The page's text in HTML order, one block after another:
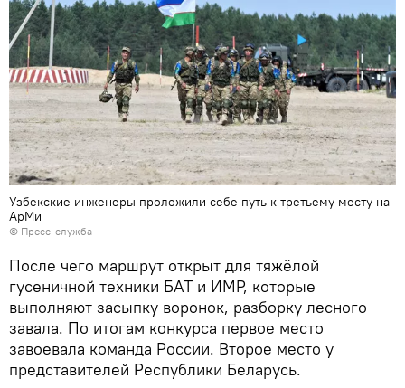
Узбекские инженеры проложили себе путь к третьему месту на
АрМи
© Пресс-служба
После чего маршрут открыт для тяжёлой
гусеничной техники БАТ и ИМР, которые
выполняют засыпку воронок, разборку лесного
завала. По итогам конкурса первое место
завоевала команда России. Второе место у
представителей Республики Беларусь.